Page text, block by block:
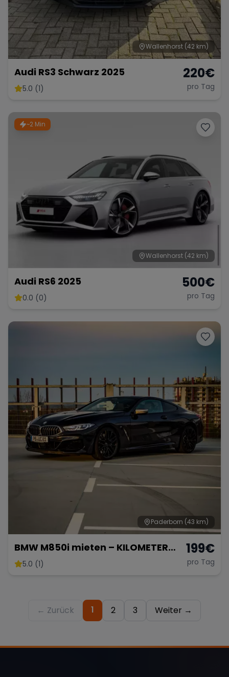
Wallenhorst (42 km)
Audi RS3 Schwarz 2025
5.0 (1)
220€
pro Tag
~2 Min
Wallenhorst (42 km)
Audi RS6 2025
0.0 (0)
500€
pro Tag
Paderborn (43 km)
BMW M850i mieten – KILOMETER
FREI – Sportwagen mieten -
5.0 (1)
199€
pro Tag
← Zurück 1 2 3 Weiter →